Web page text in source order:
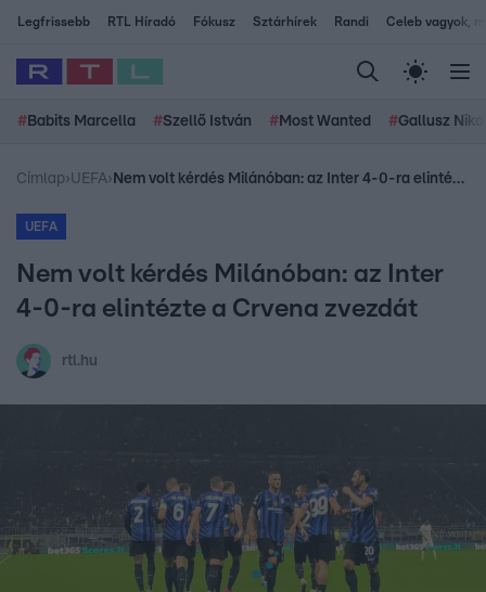
Legfrissebb RTL Híradó Fókusz Sztárhírek Randi Celeb vagyok,
# Babits Marcella #Szellő István # Most Wanted #Gallusz
Címlap›UEFA› Nem volt kérdés Milánóban: az Inter 4-0-ra elintézte a Crvena zvezdát
UEFA
Nem volt kérdés Milánóban: az Inter
4-0-ra elintézte a Crvena zvezdát
rtl.hu